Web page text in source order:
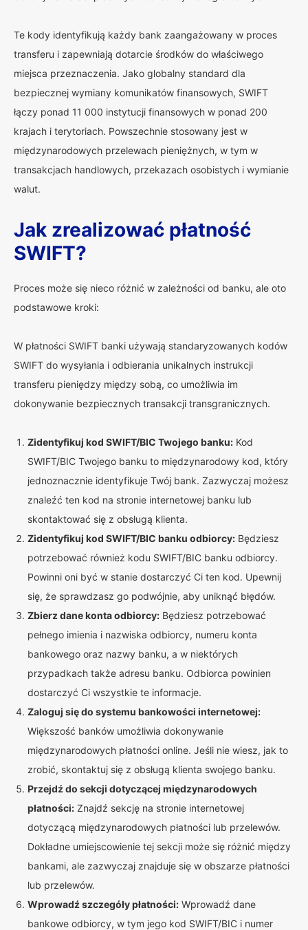
Te kody identyfikują każdy bank zaangażowany w proces
transferu i zapewniają dotarcie środków do właściwego
miejsca przeznaczenia. Jako globalny standard dla
bezpiecznej wymiany komunikatów finansowych, SWIFT
łączy ponad 11 000 instytucji finansowych w ponad 200
krajach i terytoriach. Powszechnie stosowany jest w
międzynarodowych przelewach pieniężnych, w tym w
transakcjach handlowych, przekazach osobistych i wymianie
walut.
Jak zrealizować płatność
SWIFT?
Proces może się nieco różnić w zależności od banku, ale oto
podstawowe kroki:
W płatności SWIFT banki używają standaryzowanych kodów
SWIFT do wysyłania i odbierania unikalnych instrukcji
transferu pieniędzy między sobą, co umożliwia im
dokonywanie bezpiecznych transakcji transgranicznych.
Zidentyfikuj kod SWIFT/BIC Twojego banku: Kod
SWIFT/BIC Twojego banku to międzynarodowy kod, który
jednoznacznie identyfikuje Twój bank. Zazwyczaj możesz
znaleźć ten kod na stronie internetowej banku lub
skontaktować się z obsługą klienta.
Zidentyfikuj kod SWIFT/BIC banku odbiorcy: Będziesz
potrzebować również kodu SWIFT/BIC banku odbiorcy.
Powinni oni być w stanie dostarczyć Ci ten kod. Upewnij
się, że sprawdzasz go podwójnie, aby uniknąć błędów.
Zbierz dane konta odbiorcy: Będziesz potrzebować
pełnego imienia i nazwiska odbiorcy, numeru konta
bankowego oraz nazwy banku, a w niektórych
przypadkach także adresu banku. Odbiorca powinien
dostarczyć Ci wszystkie te informacje.
Zaloguj się do systemu bankowości internetowej:
Większość banków umożliwia dokonywanie
międzynarodowych płatności online. Jeśli nie wiesz, jak to
zrobić, skontaktuj się z obsługą klienta swojego banku.
Przejdź do sekcji dotyczącej międzynarodowych
płatności: Znajdź sekcję na stronie internetowej
dotyczącą międzynarodowych płatności lub przelewów.
Dokładne umiejscowienie tej sekcji może się różnić między
bankami, ale zazwyczaj znajduje się w obszarze płatności
lub przelewów.
Wprowadź szczegóły płatności: Wprowadź dane
bankowe odbiorcy, w tym jego kod SWIFT/BIC i numer